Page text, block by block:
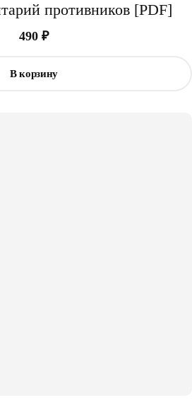
противников [PDF]
490 ₽
В корзину